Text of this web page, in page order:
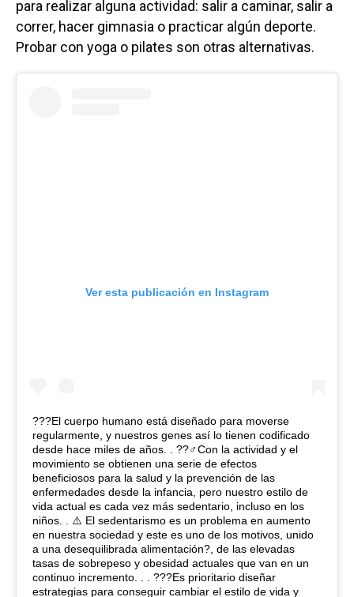
para realizar alguna actividad: salir a caminar, salir a
correr, hacer gimnasia o practicar algún deporte.
Probar con yoga o pilates son otras alternativas.
Ver esta publicación en Instagram
??‍?El cuerpo humano está diseñado para moverse
regularmente, y nuestros genes así lo tienen codificado
desde hace miles de años. . ??‍♂️Con la actividad y el
movimiento se obtienen una serie de efectos
beneficiosos para la salud y la prevención de las
enfermedades desde la infancia, pero nuestro estilo de
vida actual es cada vez más sedentario, incluso en los
niños. . ⚠️ El sedentarismo es un problema en aumento
en nuestra sociedad y este es uno de los motivos, unido
a una desequilibrada alimentación?, de las elevadas
tasas de sobrepeso y obesidad actuales que van en un
continuo incremento. . . ??‍?Es prioritario diseñar
estrategias para conseguir cambiar el estilo de vida y